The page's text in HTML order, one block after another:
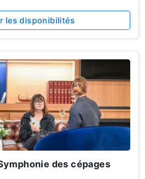
les disponibilités
des cépages